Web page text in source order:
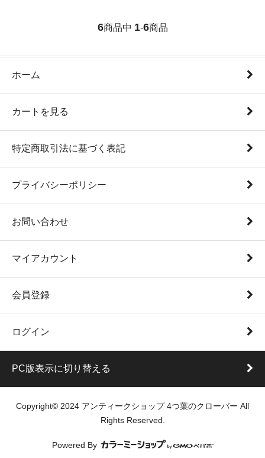
6商品中 1-6商品
ホーム
カートを見る
特定商取引法に基づく表記
プライバシーポリシー
お問い合わせ
マイアカウント
会員登録
ログイン
PC版表示に切り替える
Copyright© 2024 アンティークショップ 4つ葉のクローバー All
Rights Reserved.
Powered By